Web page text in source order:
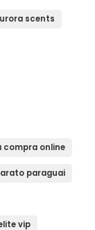
scents
compra online
paraguai
vip